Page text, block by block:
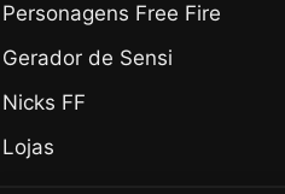
Personagens Free Fire
Gerador de Sensi
Nicks FF
Lojas